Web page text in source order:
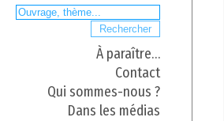
À paraître…
Contact
Qui sommes-nous ?
Dans les médias